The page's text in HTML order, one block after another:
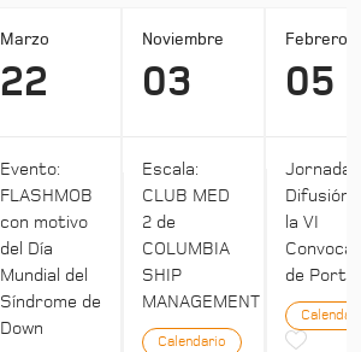
Marzo
22
Evento:
FLASHMOB
con motivo
del Día
Mundial del
Síndrome de
Down
Noviembre
03
Escala:
CLUB MED
2 de
COLUMBIA
SHIP
MANAGEMENT
Calendario
Febrero
05
Jornada:
Difusión
la VI
de Ports